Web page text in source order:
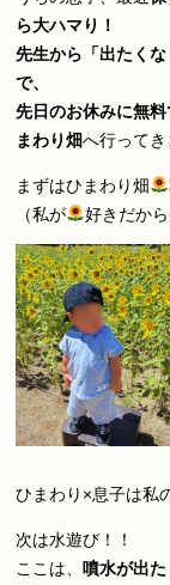
ら大ハマり！
先生から「出たく
で、
先日のお休みに無
まわり畑へ行ってき
まずはひまわり畑
（私が
好きだか
ひまわり×息子は私
次は水遊び！！
ここは、噴水が出